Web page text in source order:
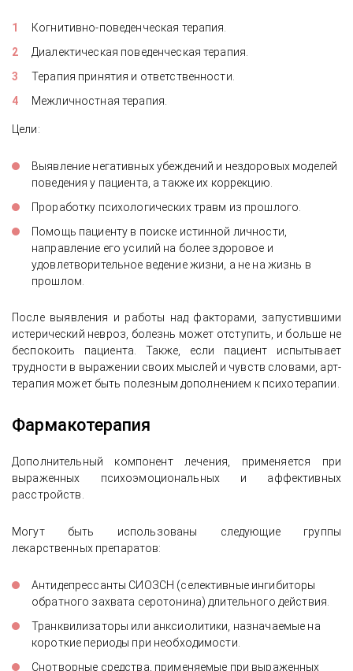
Когнитивно-поведенческая терапия.
Диалектическая поведенческая терапия.
Терапия принятия и ответственности.
Межличностная терапия.
Цели:
Выявление негативных убеждений и нездоровых моделей
поведения у пациента, а также их коррекцию.
Проработку психологических травм из прошлого.
Помощь пациенту в поиске истинной личности,
направление его усилий на более здоровое и
удовлетворительное ведение жизни, а не на жизнь в
прошлом.
После выявления и работы над факторами, запустившими
истерический невроз, болезнь может отступить, и больше не
беспокоить пациента. Также, если пациент испытывает
трудности в выражении своих мыслей и чувств словами, арт-
терапия может быть полезным дополнением к психотерапии.
Фармакотерапия
Дополнительный компонент лечения, применяется при
выраженных психоэмоциональных и аффективных
расстройств.
Могут быть использованы следующие группы
лекарственных препаратов:
Антидепрессанты СИОЗСН (селективные ингибиторы
обратного захвата серотонина) длительного действия.
Транквилизаторы или анксиолитики, назначаемые на
короткие периоды при необходимости.
Снотворные средства, применяемые при выраженных